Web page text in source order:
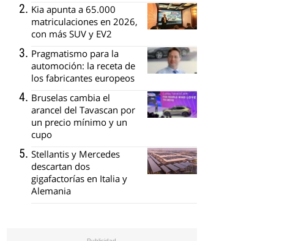
Kia apunta a 65.000
matriculaciones en 2026,
con más SUV y EV2
Pragmatismo para la
automoción: la receta de
los fabricantes europeos
Bruselas cambia el
arancel del Tavascan por
un precio mínimo y un
cupo
Stellantis y Mercedes
descartan dos
gigafactorías en Italia y
Alemania